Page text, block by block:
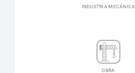
INDUSTRIA MECÁNICA
OBRA